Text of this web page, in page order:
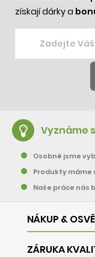
získají dárky a
Vyznáme
Osobně jsme
Produkty máme
Naše práce nás
NÁKUP &
ZÁRUKA